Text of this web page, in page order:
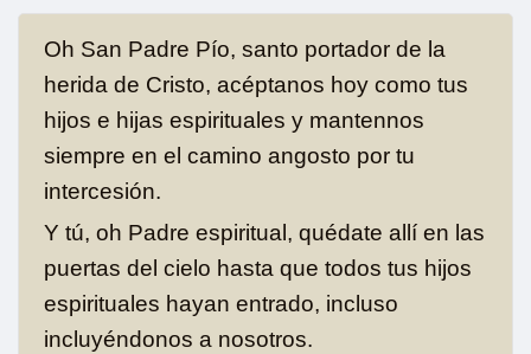
Oh San Padre Pío, santo portador de la
herida de Cristo, acéptanos hoy como tus
hijos e hijas espirituales y mantennos
siempre en el camino angosto por tu
intercesión.
Y tú, oh Padre espiritual, quédate allí en las
puertas del cielo hasta que todos tus hijos
espirituales hayan entrado, incluso
incluyéndonos a nosotros.